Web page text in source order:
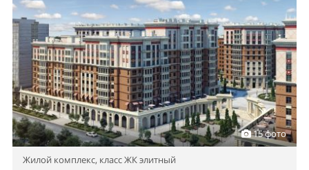
15 фото
Жилой комплекс, класс ЖК элитный